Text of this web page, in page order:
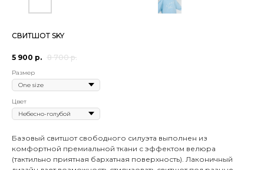
СВИТШОТ SKY
5 900 р. 8 700 р.
Размер
Цвет
Базовый свитшот свободного силуэта выполнен из
комфортной премиальной ткани с эффектом велюра
(тактильно приятная бархатная поверхность). Лаконичный